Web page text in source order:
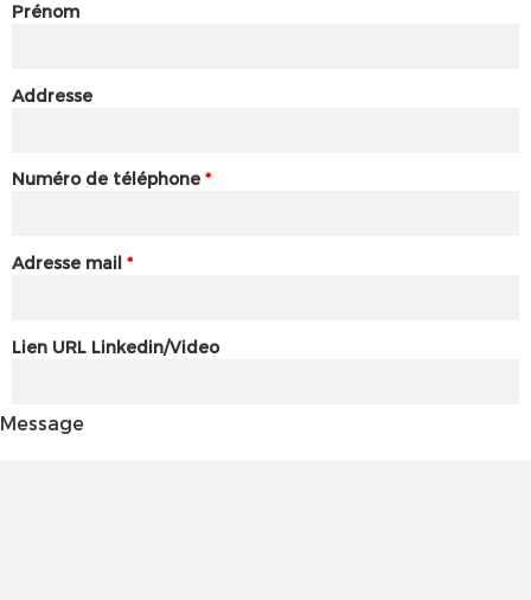
Prénom
Addresse
Numéro de téléphone *
Adresse mail *
Lien URL Linkedin/Video
Message